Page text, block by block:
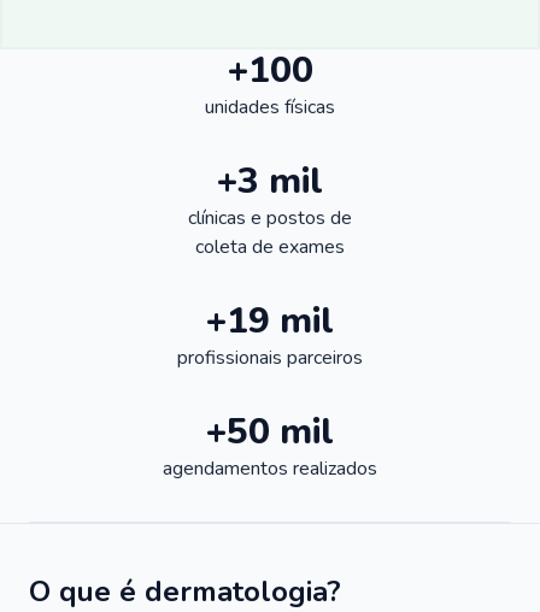
+100
unidades físicas
+3 mil
clínicas e postos de
coleta de exames
+19 mil
profissionais parceiros
+50 mil
agendamentos realizados
O que é dermatologia?